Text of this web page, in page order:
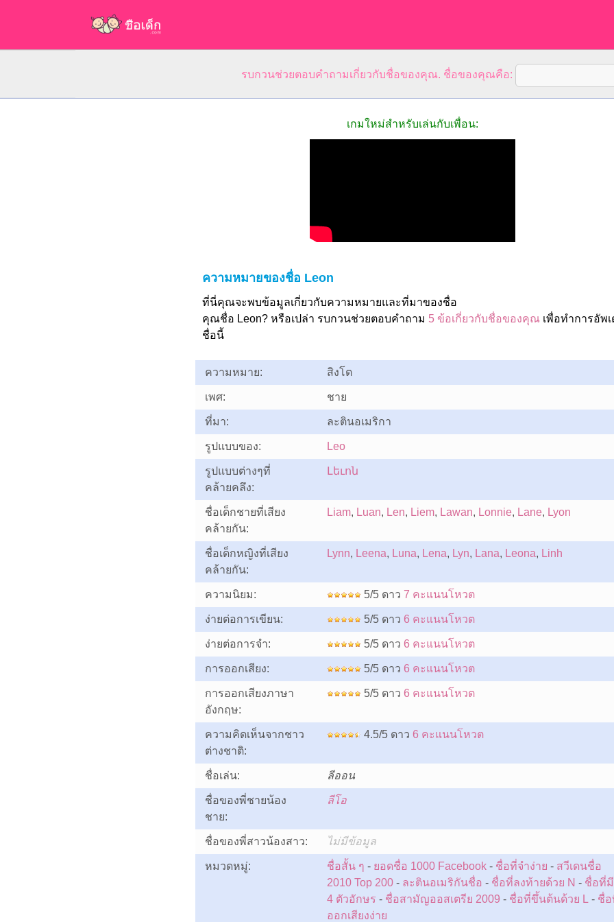
รบกวนช่วยตอบคำถามเกี่ยวกับชื่อของคุณ. ชื่อของคุณคือ:
เกมใหม่สำหรับเล่นกับเพื่อน:
ความหมายของชื่อ Leon
ที่นี่คุณจะพบข้อมูลเกี่ยวกับความหมายและที่มาของชื่อ
คุณชื่อ Leon? หรือเปล่า รบกวนช่วยตอบคำถาม 5 ข้อเกี่ยวกับชื่อของคุณเพื่อทำการอัพเ
ชื่อนี้
ความหมาย: สิงโต
เพศ: ชาย
ที่มา: ละตินอเมริกา
รูปแบบของ: Leo
รูปแบบต่างๆที่
คล้ายคลึง:
Լեւոն
ชื่อเด็กชายที่เสียง
คล้ายกัน:
Liam, Luan, Len, Liem, Lawan, Lonnie, Lane, Lyon
ชื่อเด็กหญิงที่เสียง
คล้ายกัน:
Lynn, Leena, Luna, Lena, Lyn, Lana, Leona, Linh
ความนิยม: 5/5 ดาว 7 คะแนนโหวต
ง่ายต่อการเขียน: 5/5 ดาว 6 คะแนนโหวต
ง่ายต่อการจำ: 5/5 ดาว 6 คะแนนโหวต
การออกเสียง: 5/5 ดาว 6 คะแนนโหวต
การออกเสียงภาษา
อังกฤษ:
5/5 ดาว 6 คะแนนโหวต
ความคิดเห็นจากชาว
ต่างชาติ:
4.5/5 ดาว 6 คะแนนโหวต
ชื่อเล่น: ลีออน
ชื่อของพี่ชายน้อง
ชาย:
ลีโอ
ชื่อของพี่สาวน้องสาว: ไม่มีข้อมูล
หมวดหมู่: ชื่อสั้น ๆ - ยอดชื่อ 1000 Facebook- ชื่อที่จำง่าย - สวีเดนชื่อ
2010 Top 200- ละตินอเมริกันชื่อ - ชื่อที่ลงท้ายด้วย N - ชื่อที่มี
4 ตัวอักษร - ชื่อสามัญออสเตรีย 2009 - ชื่อที่ขึ้นต้นด้วย L - ชื่อ
ออกเสียงง่าย